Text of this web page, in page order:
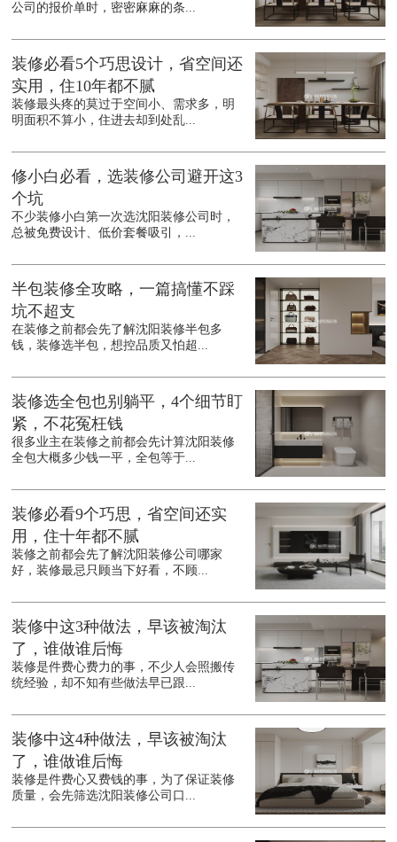
公司的报价单时，密密麻麻的条...
装修必看5个巧思设计，省空间还
实用，住10年都不腻
装修最头疼的莫过于空间小、需求多，明
明面积不算小，住进去却到处乱...
修小白必看，选装修公司避开这3
个坑
不少装修小白第一次选沈阳装修公司时，
总被免费设计、低价套餐吸引，...
半包装修全攻略，一篇搞懂不踩
坑不超支
在装修之前都会先了解沈阳装修半包多
钱，装修选半包，想控品质又怕超...
装修选全包也别躺平，4个细节盯
紧，不花冤枉钱
很多业主在装修之前都会先计算沈阳装修
全包大概多少钱一平，全包等于...
装修必看9个巧思，省空间还实
用，住十年都不腻
装修之前都会先了解沈阳装修公司哪家
好，装修最忌只顾当下好看，不顾...
装修中这3种做法，早该被淘汰
了，谁做谁后悔
装修是件费心费力的事，不少人会照搬传
统经验，却不知有些做法早已跟...
装修中这4种做法，早该被淘汰
了，谁做谁后悔
装修是件费心又费钱的事，为了保证装修
质量，会先筛选沈阳装修公司口...